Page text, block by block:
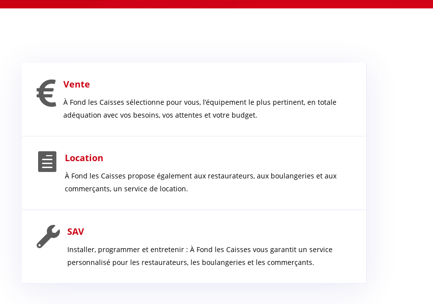
 Vente
À Fond les Caisses sélectionne pour vous, l’équipement le plus pertinent, en totale
adéquation avec vos besoins, vos attentes et votre budget.
 Location
À Fond les Caisses propose également aux restaurateurs, aux boulangeries et aux
commerçants, un service de location.
 SAV
Installer, programmer et entretenir : À Fond les Caisses vous garantit un service
personnalisé pour les restaurateurs, les boulangeries et les commerçants.